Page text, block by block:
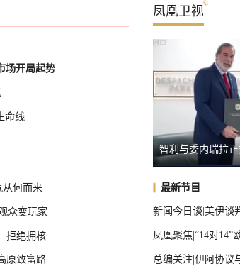
全球汽车前十，中国占了三
场开局起势
命线
从何而来
众变玩家
拒绝拥核
原致富路
凤凰卫视
智利与委内瑞拉
最新节目
新闻今日谈|美伊谈
凤凰聚焦|“14对14”
总编关注|伊阿协议